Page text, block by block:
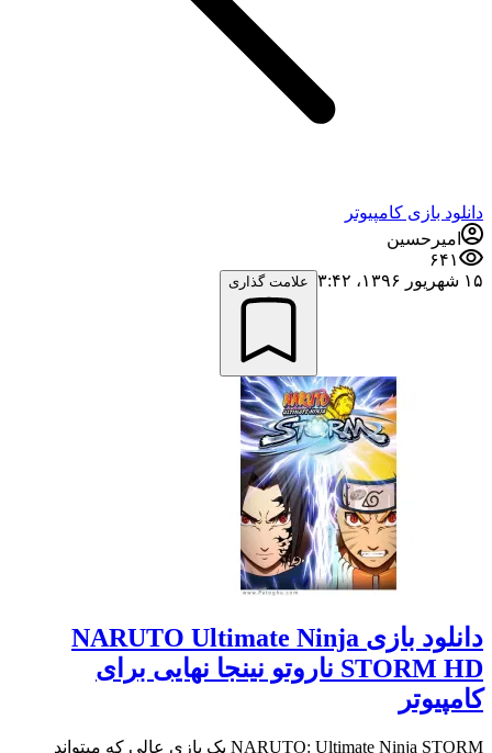
دانلود بازی کامپیوتر
امیرحسین
۶۴۱
۱۵ شهریور ۱۳۹۶،‏ ۳:۴۲
علامت گذاری
دانلود بازی NARUTO Ultimate Ninja
STORM HD ناروتو نینجا نهایی برای
کامپیوتر
NARUTO: Ultimate Ninja STORM یک بازی عالی که میتواند